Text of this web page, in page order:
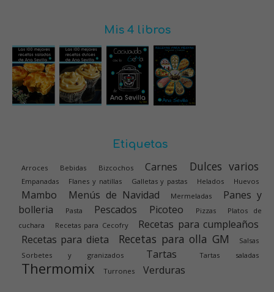
Mis 4 libros
Etiquetas
Arroces Bebidas Bizcochos Carnes Dulces varios
Empanadas Flanes y natillas Galletas y pastas Helados Huevos
Mambo Menús de Navidad Mermeladas
Panes y
bolleria
Pasta Pescados Picoteo Pizzas
Platos de
cuchara
Recetas para Cecofry
Recetas para cumpleaños
Recetas para dieta
Recetas para olla GM
Salsas
Sorbetes y granizados
Tartas Tartas saladas
Thermomix Turrones Verduras